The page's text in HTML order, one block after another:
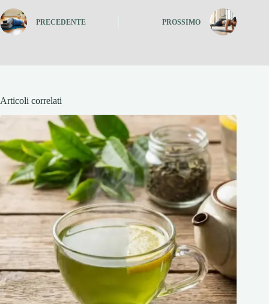
PRECEDENTE PROSSIMO
Articoli correlati